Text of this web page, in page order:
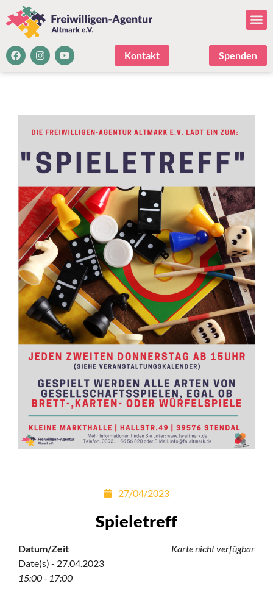
Kontakt Spenden
27/04/2023
Spieletreff
Karte nicht verfügbar
Datum/Zeit
Date(s) - 27.04.2023
15:00 - 17:00